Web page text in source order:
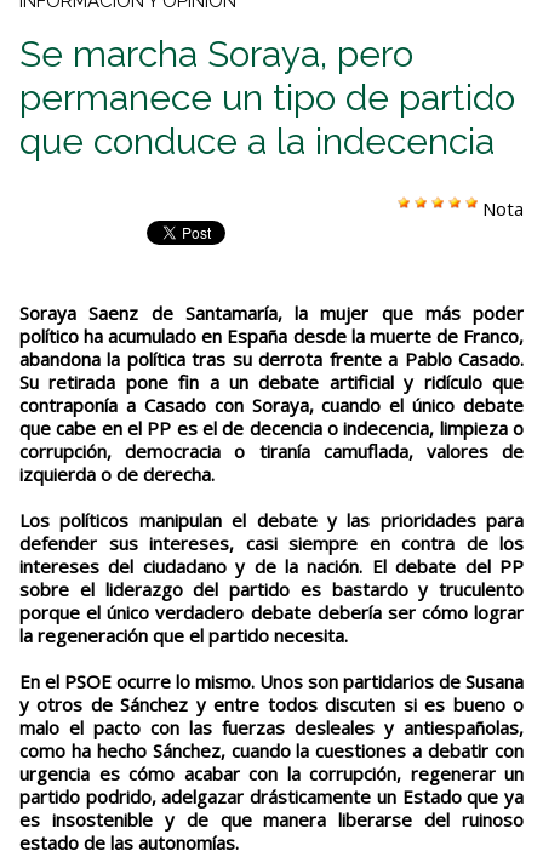
Se marcha Soraya, pero
permanece un tipo de partido
que conduce a la indecencia
Nota
Soraya Saenz de Santamaría, la mujer que más poder
político ha acumulado en España desde la muerte de Franco,
abandona la política tras su derrota frente a Pablo Casado.
Su retirada pone fin a un debate artificial y ridículo que
contraponía a Casado con Soraya, cuando el único debate
que cabe en el PP es el de decencia o indecencia, limpieza o
corrupción, democracia o tiranía camuflada, valores de
izquierda o de derecha.
Los políticos manipulan el debate y las prioridades para
defender sus intereses, casi siempre en contra de los
intereses del ciudadano y de la nación. El debate del PP
sobre el liderazgo del partido es bastardo y truculento
porque el único verdadero debate debería ser cómo lograr
la regeneración que el partido necesita.
En el PSOE ocurre lo mismo. Unos son partidarios de Susana
y otros de Sánchez y entre todos discuten si es bueno o
malo el pacto con las fuerzas desleales y antiespañolas,
como ha hecho Sánchez, cuando la cuestiones a debatir con
urgencia es cómo acabar con la corrupción, regenerar un
partido podrido, adelgazar drásticamente un Estado que ya
es insostenible y de que manera liberarse del ruinoso
estado de las autonomías.